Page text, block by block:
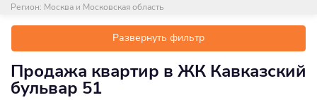
Регион: Москва и Московская область
Развернуть фильтр
Продажа квартир в ЖК Кавказский
бульвар 51